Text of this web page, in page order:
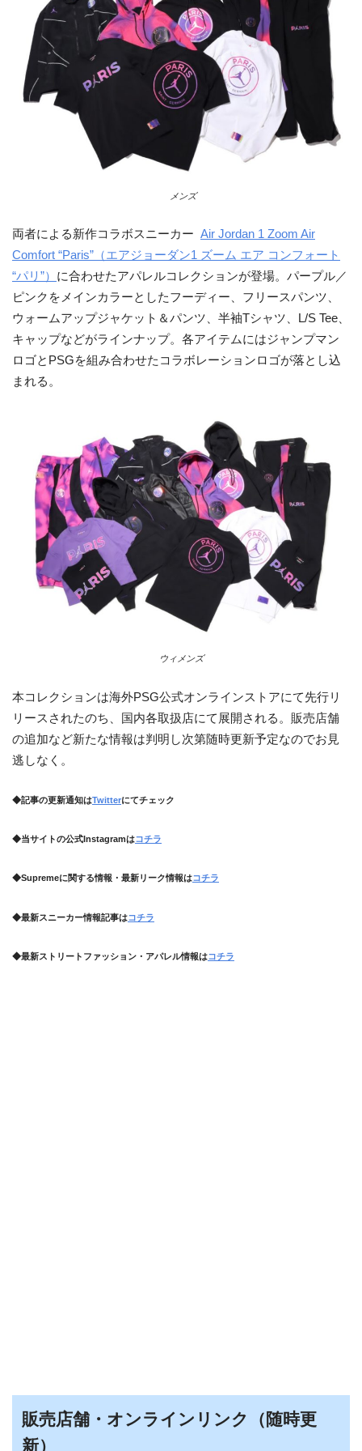
メンズ
両者による新作コラボスニーカー Air Jordan 1 Zoom Air
Comfort “Paris”（エアジョーダン1 ズーム エア コンフォート
“パリ”） に合わせたアパレルコレクションが登場。パープル／
ピンクをメインカラーとしたフーディー、フリースパンツ、
ウォームアップジャケット＆パンツ、半袖Tシャツ、L/S Tee、
キャップなどがラインナップ。各アイテムにはジャンプマン
ロゴとPSGを組み合わせたコラボレーションロゴが落とし込
まれる。
ウィメンズ
本コレクションは海外PSG公式オンラインストアにて先行リ
リースされたのち、国内各取扱店にて展開される。販売店舗
の追加など新たな情報は判明し次第随時更新予定なのでお見
逃しなく。
◆記事の更新通知はTwitterにてチェック
◆当サイトの公式Instagramはコチラ
◆Supremeに関する情報・最新リーク情報はコチラ
◆最新スニーカー情報記事はコチラ
◆最新ストリートファッション・アパレル情報はコチラ
販売店舗・オンラインリンク（随時更
新）